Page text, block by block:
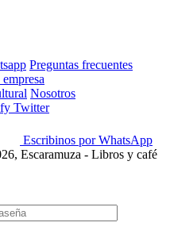
Preguntas frecuentes
Nosotros
Twitter
Escribinos por WhatsApp
Escaramuza - Libros y café